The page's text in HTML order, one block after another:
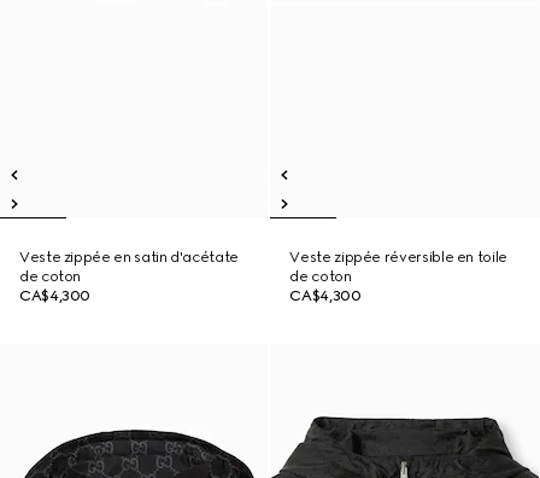
Veste zippée en satin d'acétate
de coton
CA$4,300
Veste zippée réversible en toile
de coton
CA$4,300